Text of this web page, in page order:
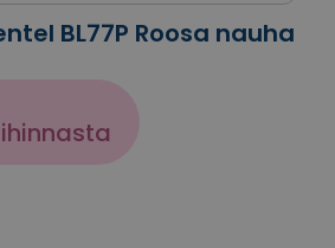
BL77P Roosa nauha